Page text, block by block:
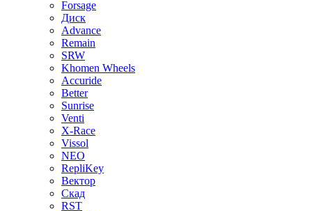
Forsage
Диск
Advance
Remain
SRW
Khomen Wheels
Accuride
Better
Sunrise
Venti
X-Race
Vissol
NEO
RepliKey
Вектор
Скад
RST